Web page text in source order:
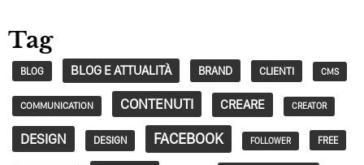
Tag
BLOG BLOG E ATTUALITÀ BRAND CLIENTI CMS
COMMUNICATION CONTENUTI CREARE CREATOR
DESIGN DESIGN FACEBOOK FOLLOWER FREE